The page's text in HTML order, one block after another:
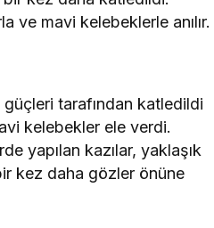
ve mavi kelebeklerle anılır.
güçleri tarafından katledildi
kelebekler ele verdi.
yapılan kazılar, yaklaşık
kez daha gözler önüne